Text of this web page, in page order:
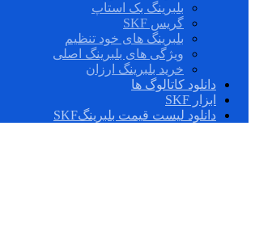
بلبرینگ بک استاپ
گریس SKF
بلبرینگ های خود تنظیم
ویژگی های بلبرینگ اصلی
خرید بلبرینگ ارزان
دانلود کاتالوگ ها
ابزار SKF
دانلود لیست قیمت بلبرینگSKF